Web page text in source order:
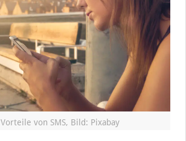
Vorteile von SMS, Bild: Pixabay